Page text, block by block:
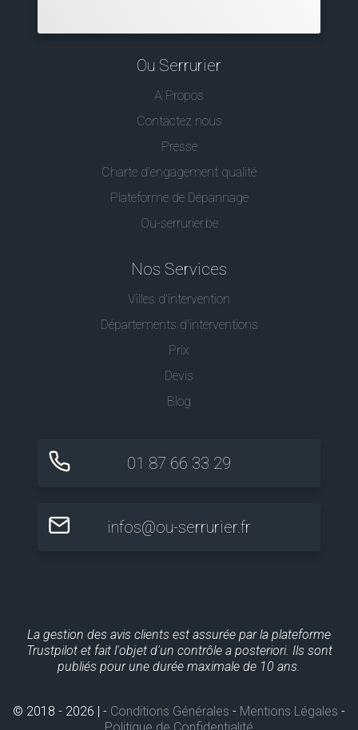
Ou Serrurier
A Propos
Contactez nous
Presse
Charte d’engagement qualité
Plateforme de Dépannage
Ou-serrurier.be
Nos Services
Villes d'intervention
Départements d'interventions
Prix
Devis
Blog
01 87 66 33 29
infos@ou-serrurier.fr
La gestion des avis clients est assurée par la plateforme
Trustpilot et fait l'objet d'un contrôle a posteriori. Ils sont
publiés pour une durée maximale de 10 ans.
© 2018 - 2026 | - Conditions Générales - Mentions Légales -
Politique de Confidentialité